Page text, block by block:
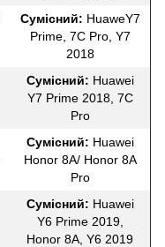
Сумісний: HuaweY7
Prime, 7C Pro, Y7
2018
Сумісний: Huawei
Y7 Prime 2018, 7C
Pro
Сумісний: Huawei
Honor 8A/ Honor 8A
Pro
Сумісний: Huawei
Y6 Prime 2019,
Honor 8A, Y6 2019